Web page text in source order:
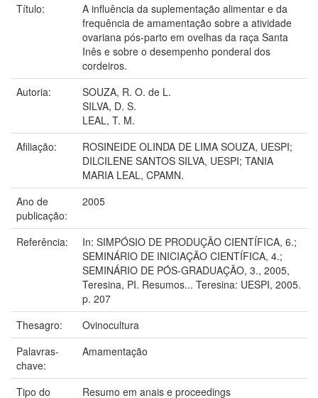
Título:
A influência da suplementação alimentar e da
frequência de amamentação sobre a atividade
ovariana pós-parto em ovelhas da raça Santa
Inês e sobre o desempenho ponderal dos
cordeiros.
Autoria:
SOUZA, R. O. de L.
SILVA, D. S.
LEAL, T. M.
Afiliação:
ROSINEIDE OLINDA DE LIMA SOUZA, UESPI;
DILCILENE SANTOS SILVA, UESPI; TANIA
MARIA LEAL, CPAMN.
Ano de
publicação:
2005
Referência:
In: SIMPÓSIO DE PRODUÇÃO CIENTÍFICA, 6.;
SEMINÁRIO DE INICIAÇÃO CIENTÍFICA, 4.;
SEMINÁRIO DE PÓS-GRADUAÇÃO, 3., 2005,
Teresina, PI. Resumos... Teresina: UESPI, 2005.
p. 207
Thesagro:
Ovinocultura
Palavras-
chave:
Amamentação
Tipo do Resumo em anais e proceedings